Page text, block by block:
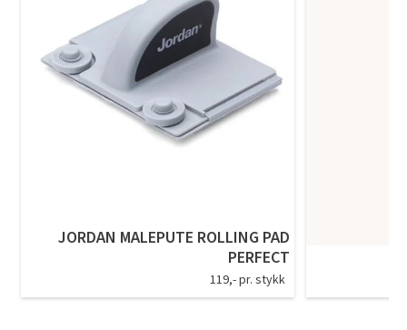
JORDAN MALEPUTE ROLLING PAD
PERFECT
119,- pr. stykk